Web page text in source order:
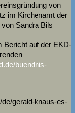
von
im Kirchenamt der
Sandra Bils
Bericht auf der EKD-
buendnis-
gerald-knaus-es-